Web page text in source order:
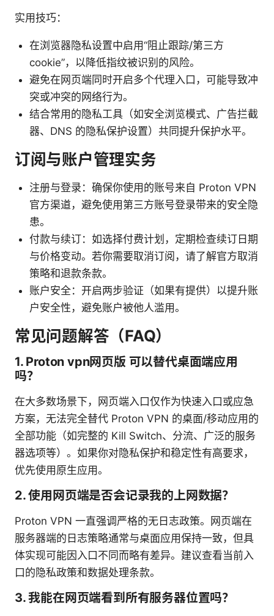
实用技巧：
在浏览器隐私设置中启用“阻止跟踪/第三方
cookie”，以降低指纹被识别的风险。
避免在网页端同时开启多个代理入口，可能导致冲
突或冲突的网络行为。
结合常用的隐私工具（如安全浏览模式、广告拦截
器、DNS 的隐私保护设置）共同提升保护水平。
订阅与账户管理实务
注册与登录：确保你使用的账号来自 Proton VPN
官方渠道，避免使用第三方账号登录带来的安全隐
患。
付款与续订：如选择付费计划，定期检查续订日期
与价格变动。若你需要取消订阅，请了解官方取消
策略和退款条款。
账户安全：开启两步验证（如果有提供）以提升账
户安全性，避免账户被他人滥用。
常见问题解答（FAQ）
1. Proton vpn网页版 可以替代桌面端应用
吗？
在大多数场景下，网页端入口仅作为快速入口或应急
方案，无法完全替代 Proton VPN 的桌面/移动应用的
全部功能（如完整的 Kill Switch、分流、广泛的服务
器选项等）。如果你对隐私保护和稳定性有高要求，
优先使用原生应用。
2. 使用网页端是否会记录我的上网数据？
Proton VPN 一直强调严格的无日志政策。网页端在
服务器端的日志策略通常与桌面应用保持一致，但具
体实现可能因入口不同而略有差异。建议查看当前入
口的隐私政策和数据处理条款。
3. 我能在网页端看到所有服务器位置吗？